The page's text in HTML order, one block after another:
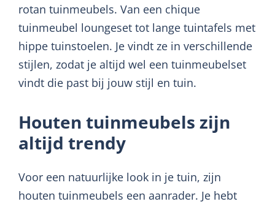
rotan tuinmeubels. Van een chique
tuinmeubel loungeset tot lange tuintafels met
hippe tuinstoelen. Je vindt ze in verschillende
stijlen, zodat je altijd wel een tuinmeubelset
vindt die past bij jouw stijl en tuin.
Houten tuinmeubels zijn
altijd trendy
Voor een natuurlijke look in je tuin, zijn
houten tuinmeubels een aanrader. Je hebt